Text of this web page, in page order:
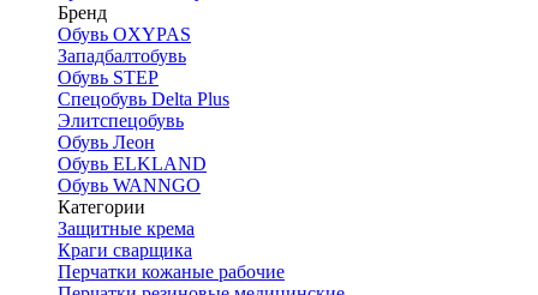
Бренд
Обувь OXYPAS
Западбалтобувь
Обувь STEP
Спецобувь Delta Plus
Элитспецобувь
Обувь Леон
Обувь ELKLAND
Обувь WANNGO
Категории
Защитные крема
Краги сварщика
Перчатки кожаные рабочие